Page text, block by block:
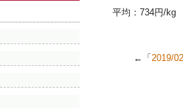
平均：734円/kg
←「 2019/